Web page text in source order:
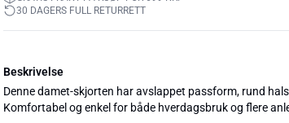
30 DAGERS FULL RETURRETT
Beskrivelse
Denne damet-skjorten har avslappet passform, rund
Komfortabel og enkel for både hverdagsbruk og flere